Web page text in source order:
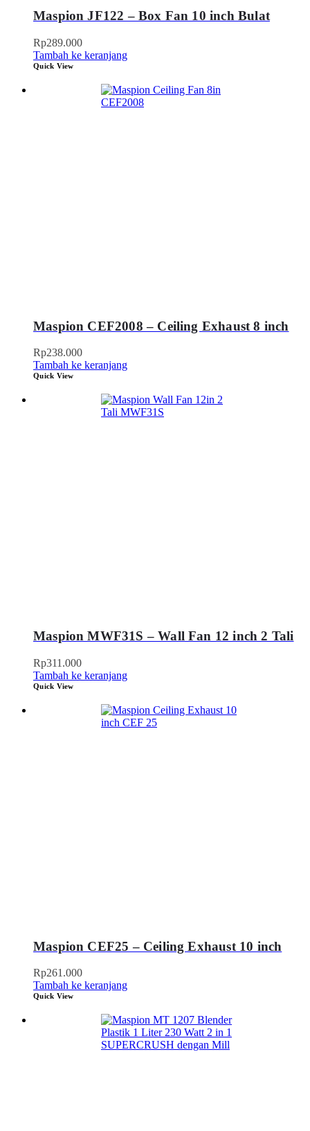
Maspion JF122 – Box Fan 10 inch Bulat
Rp289.000
Tambah ke keranjang
Quick View
Maspion CEF2008 – Ceiling Exhaust 8 inch
Rp238.000
Tambah ke keranjang
Quick View
Maspion MWF31S – Wall Fan 12 inch 2 Tali
Rp311.000
Tambah ke keranjang
Quick View
Maspion CEF25 – Ceiling Exhaust 10 inch
Rp261.000
Tambah ke keranjang
Quick View